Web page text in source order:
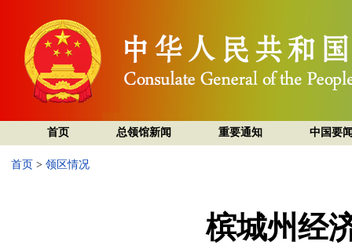
首页 总领馆新闻 重要通知 中国要
首页 > 领区情况
槟城州经